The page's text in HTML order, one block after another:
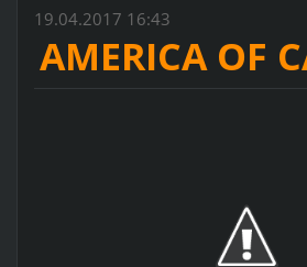
19.04.2017 16:43
AMERICA OF